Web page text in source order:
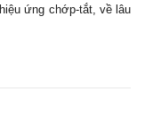
ứng chớp-tắt, về lâu